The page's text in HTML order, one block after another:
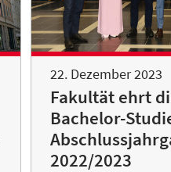
22. Dezember 2023
Fakultät ehrt
Bachelor-
2022/2023